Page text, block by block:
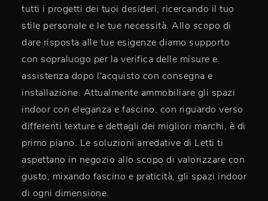
tutti i progetti dei tuoi desideri, ricercando il tuo
stile personale e le tue necessità. Allo scopo di
dare risposta alle tue esigenze diamo supporto
con sopraluogo per la verifica delle misure e
assistenza dopo l'acquisto con consegna e
installazione. Attualmente ammobiliare gli spazi
indoor con eleganza e fascino, con riguardo verso
differenti texture e dettagli dei migliori marchi, è di
primo piano. Le soluzioni arredative di Letti ti
aspettano in negozio allo scopo di valorizzare con
gusto, mixando fascino e praticità, gli spazi indoor
di ogni dimensione.